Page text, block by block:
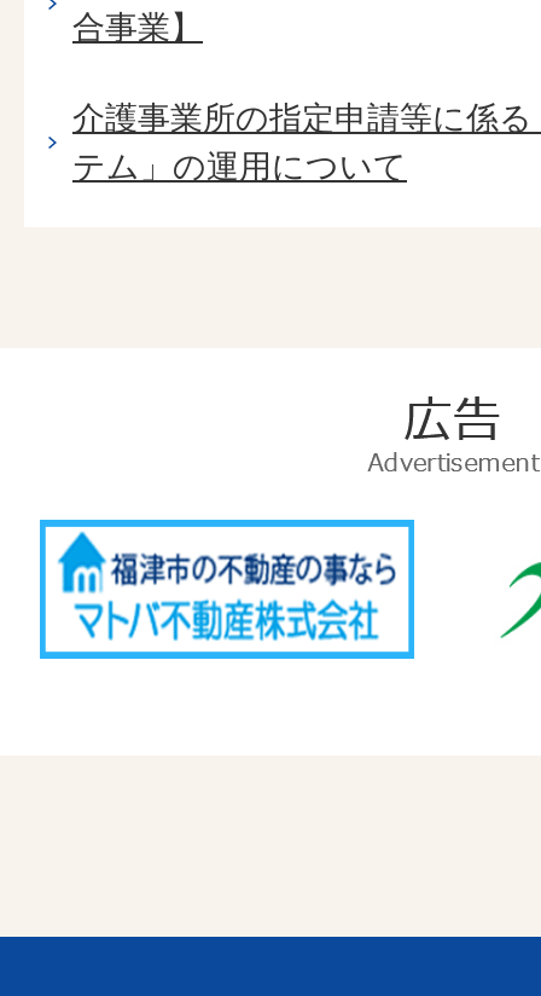
合事業】
介護事業所の指定申請等に係
テム」の運用について
告